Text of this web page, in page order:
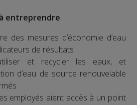
à entreprendre
des mesures d’économie d’eau
de résultats
et recycler les eaux, et
d’eau de source renouvelable
employés aient accès à un point